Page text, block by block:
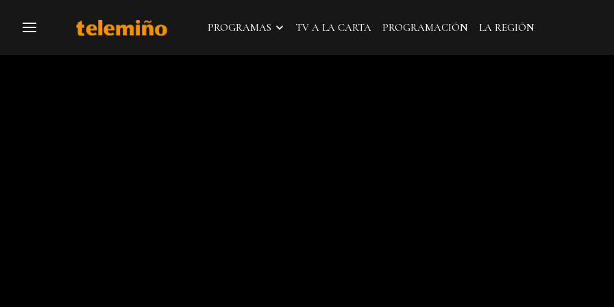
Navegación PROGRAMAS TV A LA CARTA PROGRAMACIÓN LA REGIÓN